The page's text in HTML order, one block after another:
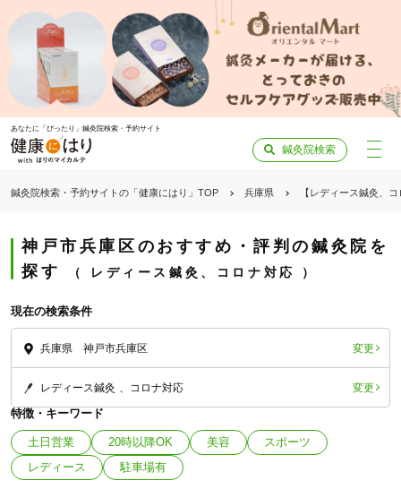
あなたに「ぴったり」鍼灸院検索・予約サイト
鍼灸院検索
鍼灸院検索・予約サイトの「健康にはり」TOP 兵庫県 【レディース鍼灸、
神戸市兵庫区のおすすめ・評判の鍼灸院を
探す
レディース鍼灸、コロナ対応
現在の検索条件
兵庫県 神戸市兵庫区 変更
レディース鍼灸 コロナ対応 変更
特徴・キーワード
土日営業 20時以降OK 美容
スポーツ
レディース
駐車場有
「健康にはりを見た」